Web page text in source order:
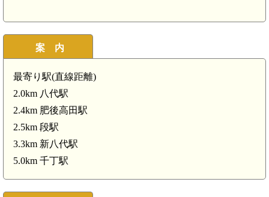
案 内
最寄り駅(直線距離)
2.0km 八代駅
2.4km 肥後高田駅
2.5km 段駅
3.3km 新八代駅
5.0km 千丁駅